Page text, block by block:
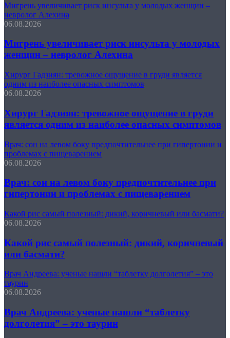
Мигрень увеличивает риск инсульта у молодых женщин –
невролог Алехина
06.08.2026
Мигрень увеличивает риск инсульта у молодых
женщин – невролог Алехина
Хирург Гадзиян: тревожное ощущение в груди является
одним из наиболее опасных симптомов
06.08.2026
Хирург Гадзиян: тревожное ощущение в груди
является одним из наиболее опасных симптомов
Врач: сон на левом боку предпочтительнее при гипертонии и
проблемах с пищеварением
06.08.2026
Врач: сон на левом боку предпочтительнее при
гипертонии и проблемах с пищеварением
Какой рис самый полезный: дикий, коричневый или басмати?
06.08.2026
Какой рис самый полезный: дикий, коричневый
или басмати?
Врач Андреева: ученые нашли “таблетку долголетия” – это
таурин
06.08.2026
Врач Андреева: ученые нашли “таблетку
долголетия” – это таурин